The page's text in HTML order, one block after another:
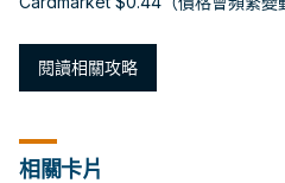
閱讀相關攻略
相關卡片